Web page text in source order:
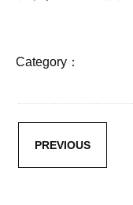
Category：
PREVIOUS